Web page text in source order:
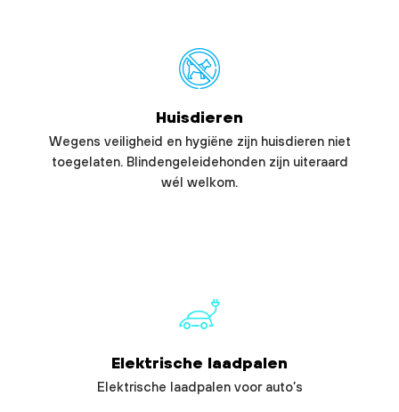
Huisdieren
Wegens veiligheid en hygiëne zijn huisdieren niet
toegelaten. Blindengeleidehonden zijn uiteraard
wél welkom.
Elektrische laadpalen
Elektrische laadpalen voor auto’s